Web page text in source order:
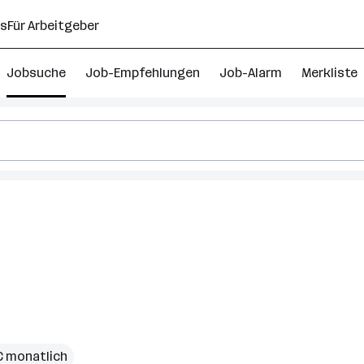
Für Arbeitgeber
Jobsuche Job-Empfehlungen Job-Alarm Merkliste
monatlich